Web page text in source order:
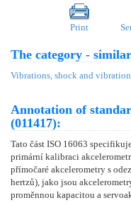
Print
The category -
Vibrations, shock and vibration
Annotation of
(011417):
Tato část ISO 16063
primární kalibraci
přímočaré akcelerometry s
hertzů), jako jsou
proměnnou kapacitou a